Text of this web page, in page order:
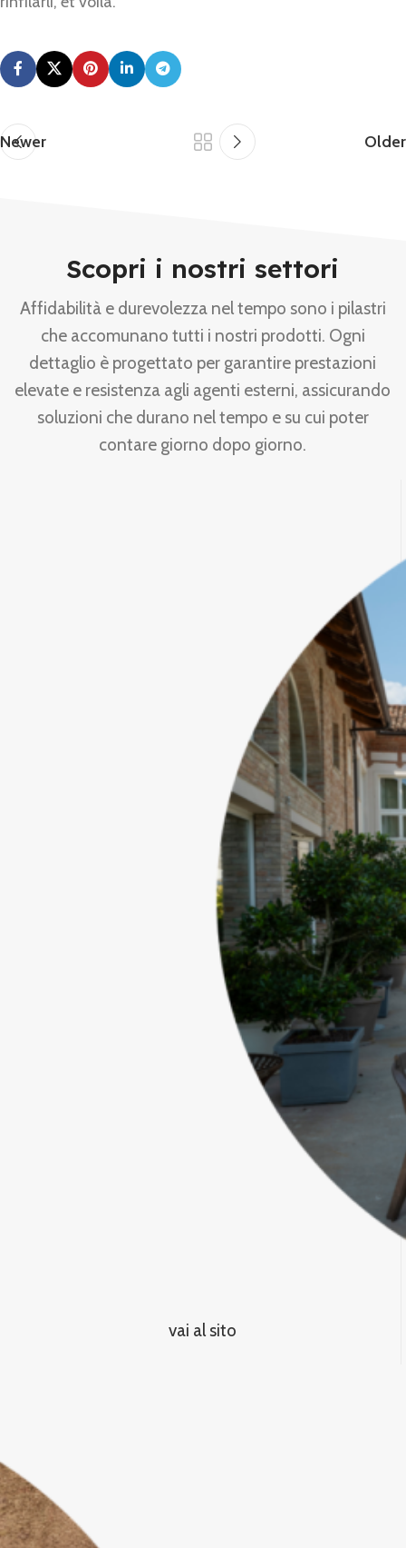
Newer Older
Scopri i nostri settori
Affidabilità e durevolezza nel tempo sono i pilastri
che accomunano tutti i nostri prodotti. Ogni
dettaglio è progettato per garantire prestazioni
elevate e resistenza agli agenti esterni, assicurando
soluzioni che durano nel tempo e su cui poter
contare giorno dopo giorno.
vai al sito